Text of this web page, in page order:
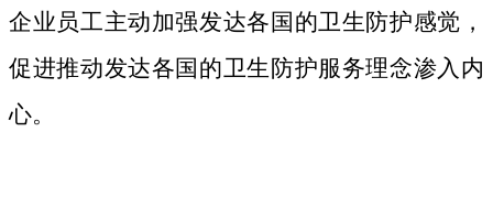
企业员工主动加强发达各国的卫生防护感觉，
促进推动发达各国的卫生防护服务理念渗入内
心。